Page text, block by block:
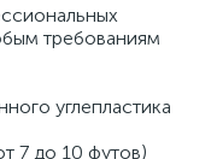
требованиям
углепластика
7 до 10 футов)